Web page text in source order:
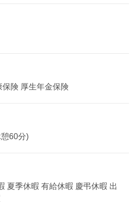
険 厚生年金保険
60分)
夏季休暇 有給休暇 慶弔休暇 出